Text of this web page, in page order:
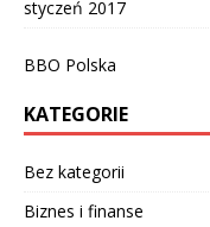
styczeń 2017
BBO Polska
KATEGORIE
Bez kategorii
Biznes i finanse